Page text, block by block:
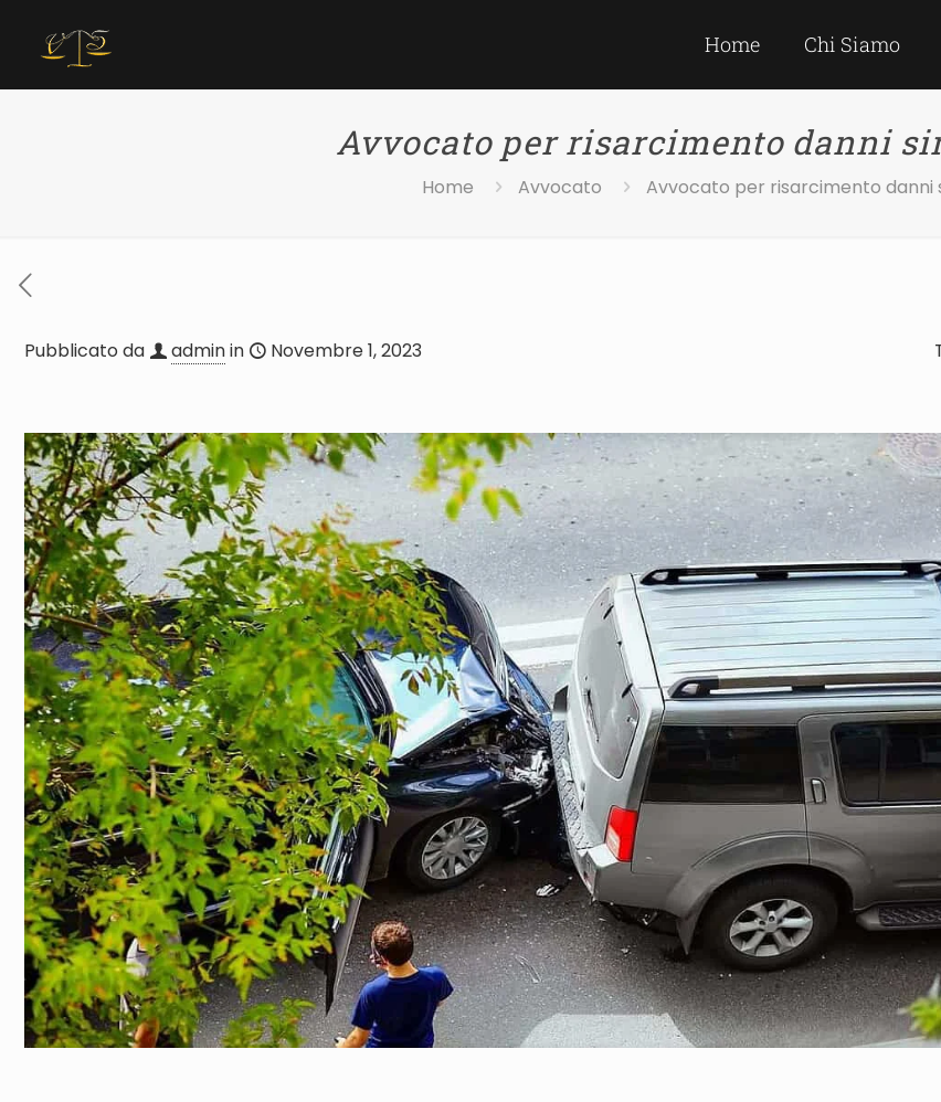
Home Chi Siamo
Avvocato per risarcimento danni
Home Avvocato Avvocato per risarcimento danni
Pubblicato da adminin Novembre 1, 2023